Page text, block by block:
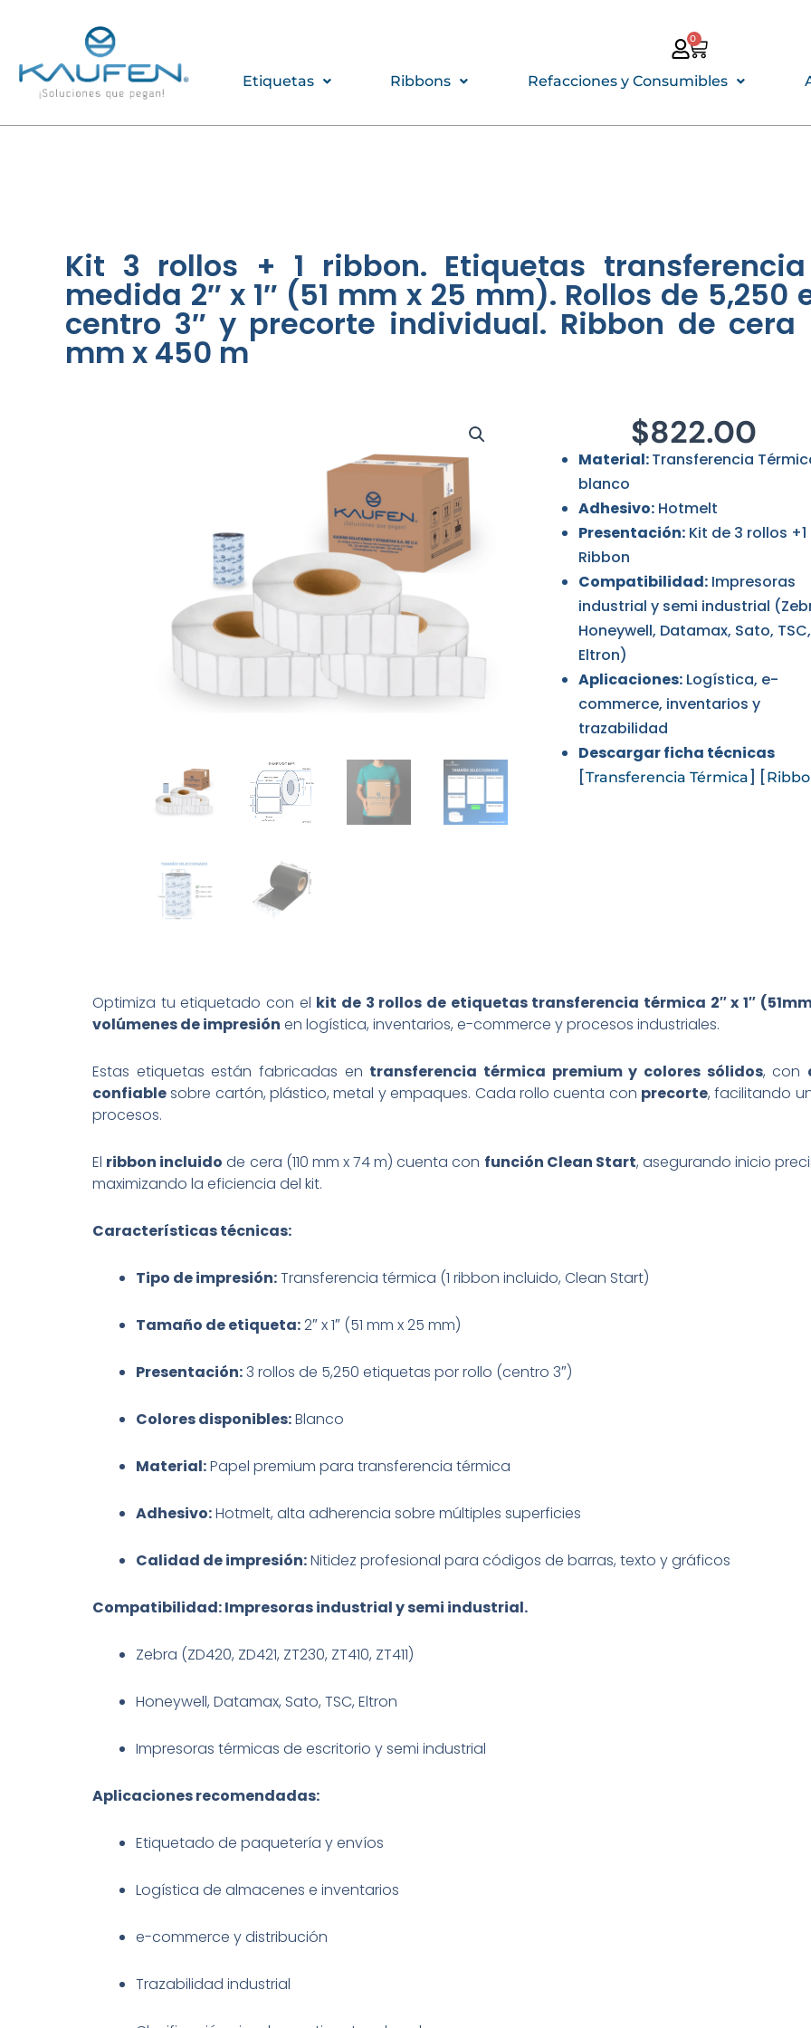
contenido
0
CARRITO
Etiquetas Ribbons Refacciones y Consumibles
Kit 3 rollos + 1 ribbon. Etiquetas
medida 2″ x 1″ (51 mm x 25 mm). Rollos de 5,250
centro 3″ y precorte individual. Ribbon de cera
mm x 450 m
$822.00
Material:Transferencia
blanco
Adhesivo: Hotmelt
Presentación: Kit de 3 rollos +1
Ribbon
Compatibilidad: Impresoras
industrial y semi industrial
Honeywell, Datamax, Sato, TSC,
Eltron)
Aplicaciones: Logística, e-
commerce, inventarios y
trazabilidad
Descargar ficha técnicas
[Transferencia Térmica] [
Optimiza tu etiquetado con el kit de 3 rollos de etiquetas transferencia térmica 2″ x 1″
volúmenes de impresión en logística, inventarios, e-commerce y procesos industriales.
Estas etiquetas están fabricadas en transferencia térmica premium y colores sólidos, con
confiablesobre cartón, plástico, metal y empaques. Cada rollo cuenta con precorte, facilitando
procesos.
El ribbon incluido de cera (110 mm x 74 m) cuenta con función Clean Start, asegurando inicio
maximizando la eficiencia del kit.
Características técnicas:
Tipo de impresión:Transferencia térmica (1 ribbon incluido, Clean Start)
Tamaño de etiqueta:2″ x 1″ (51 mm x 25 mm)
Presentación:3 rollos de 5,250 etiquetas por rollo (centro 3″)
Colores disponibles:Blanco
Material:Papel premium para transferencia térmica
Adhesivo:Hotmelt, alta adherencia sobre múltiples superficies
Calidad de impresión:Nitidez profesional para códigos de barras, texto y gráficos
Compatibilidad: Impresoras industrial y semi industrial.
Zebra (ZD420, ZD421, ZT230, ZT410, ZT411)
Honeywell, Datamax, Sato, TSC, Eltron
Impresoras térmicas de escritorio y semi industrial
Aplicaciones recomendadas:
Etiquetado de paquetería y envíos
Logística de almacenes e inventarios
e-commerce y distribución
Trazabilidad industrial